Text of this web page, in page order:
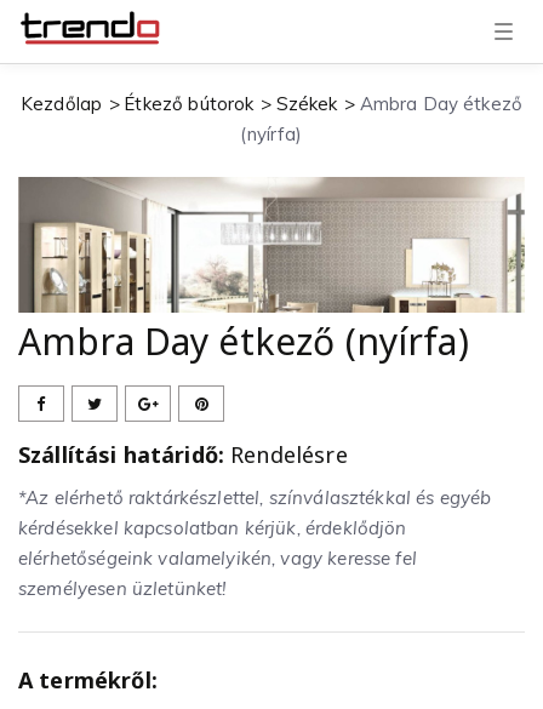
T
g
l
v
i
g
o
Kezdőlap Étkező bútorok Székek
Ambra Day étkező
(nyírfa)
Ambra Day étkező (nyírfa)
Szállítási határidő: Rendelésre
*Az elérhető raktárkészlettel, színválasztékkal és egyéb
kérdésekkel kapcsolatban kérjük, érdeklődjön
elérhetőségeink valamelyikén, vagy keresse fel
személyesen üzletünket!
A termékről: